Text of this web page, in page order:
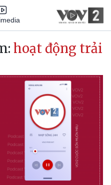
hoạt động trải